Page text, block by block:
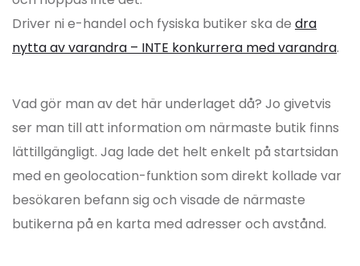
Driver ni e-handel och fysiska butiker ska de dra
nytta av varandra – INTE konkurrera med varandra.
Vad gör man av det här underlaget då? Jo givetvis
ser man till att information om närmaste butik finns
lättillgängligt. Jag lade det helt enkelt på startsidan
med en geolocation-funktion som direkt kollade var
besökaren befann sig och visade de närmaste
butikerna på en karta med adresser och avstånd.